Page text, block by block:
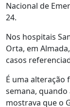
Nacional de
24.
Nos hospitais
Orta, em
casos
É uma alteração
semana, quando
mostrava que o